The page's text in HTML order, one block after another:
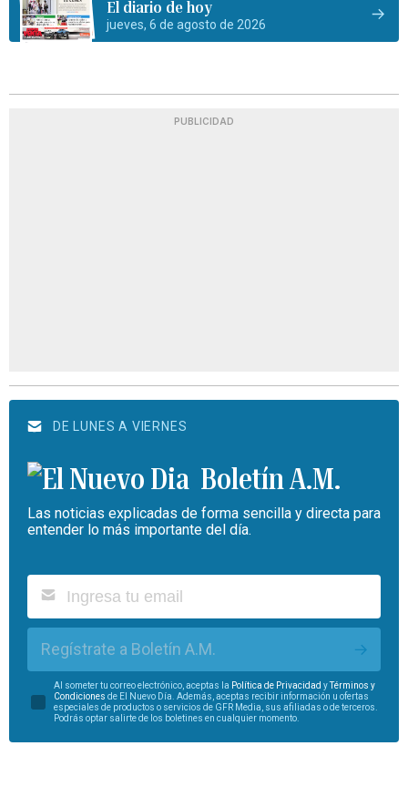
El diario de hoy
jueves, 6 de agosto de 2026
PUBLICIDAD
DE LUNES A VIERNES
Boletín A.M.
Las noticias explicadas de forma sencilla y directa para
entender lo más importante del día.
Regístrate a Boletín A.M.
Al someter tu correo electrónico, aceptas la Política de Privacidad yTérminos y
Condiciones de El Nuevo Día. Además, aceptas recibir información u ofertas
especiales de productos o servicios de GFR Media, sus afiliadas o de terceros.
Podrás optar salirte de los boletines en cualquier momento.